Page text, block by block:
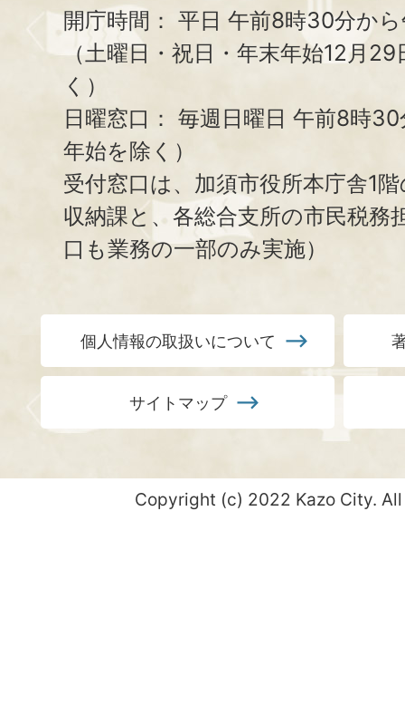
開庁時間： 平日 午前8時30分か
（土曜日・祝日・年末年始12月
く）
日曜窓口： 毎週日曜日 午前8時
年始を除く）
受付窓口は、加須市役所本庁舎1
収納課と、 各総合支所の市民税務
口も業務の一部のみ実施）
個人情報の取扱いについて
サイトマップ
Copyright (c) 2022 Kazo City.